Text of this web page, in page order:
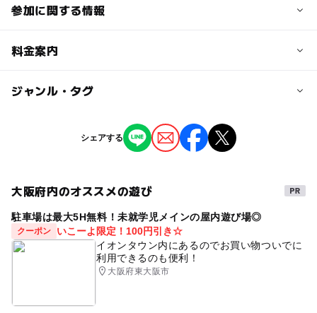
参加に関する情報
定員
予約/応募
予約必要
料金案内
子供の料金
子供の料金詳細
大人の料金
500円
小学生以上の料金
ジャンル・タグ
芸術鑑賞・自然観賞
タグ
文楽 文楽人形 人形 古典 古典芸能 芸能
日本文化 浄瑠璃
シェアする
大阪府内のオススメの遊び
駐車場は最大5H無料！未就学児メインの屋内遊び場◎
クーポン
いこーよ限定！100円引き☆
イオンタウン内にあるのでお買い物ついでに
利用できるのも便利！
大阪府東大阪市